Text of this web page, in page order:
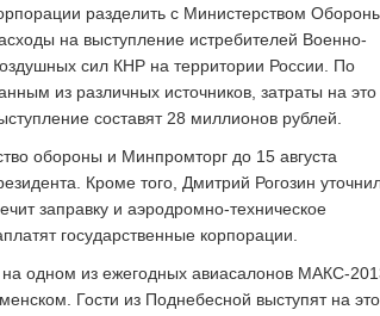
разделить с Министерством
на выступление истребителей Военно-
сил КНР на территории России. По
из различных источников, затраты на это
составят 28 миллионов рублей.
обороны и Минпромторг до 15 августа
Кроме того, Дмитрий Рогозин
заправку и аэродромно-техническое
государственные корпорации.
одном из ежегодных авиасалонов МАКС-
Гости из Поднебесной выступят на